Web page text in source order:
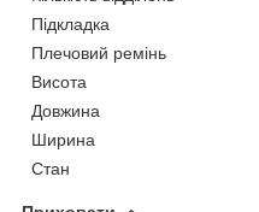
Підкладка
Плечовий ремінь
Висота
Довжина
Ширина
Стан